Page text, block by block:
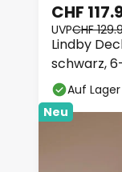
Lindby
schwarz,
CHF
UVPCHF
Auf Lager
Neu